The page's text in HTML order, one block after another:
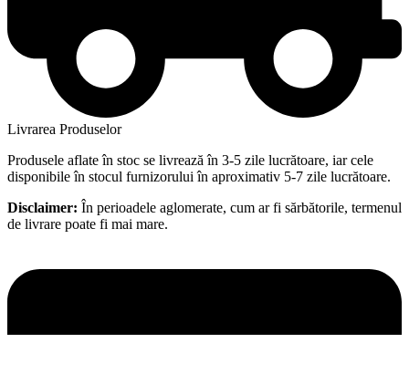
Livrarea Produselor
Produsele aflate în stoc se livrează în 3-5 zile lucrătoare, iar cele
disponibile în stocul furnizorului în aproximativ 5-7 zile lucrătoare.
Disclaimer: În perioadele aglomerate, cum ar fi sărbătorile, termenul
de livrare poate fi mai mare.